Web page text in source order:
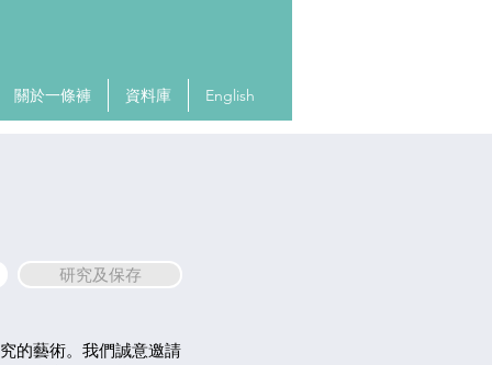
關於一條褲 資料庫 English
研究及保存
的藝術。我們誠意邀請